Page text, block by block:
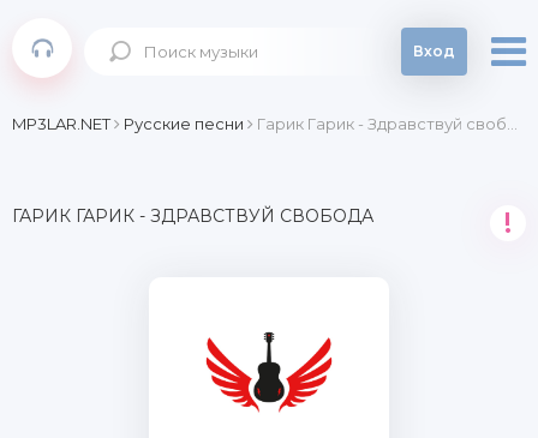
Вход
MP3LAR.NET Русские песни Гарик Гарик - Здравствуй свобода
ГАРИК ГАРИК - ЗДРАВСТВУЙ СВОБОДА !